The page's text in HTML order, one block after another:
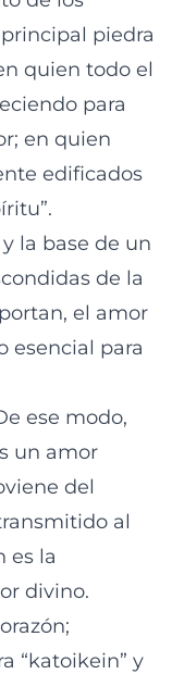
piedra
quien todo el
para
en quien
edificados
la base de un
de la
el amor
esencial para
ese modo,
un amor
del
al
es la
divino.
“katoikein” y